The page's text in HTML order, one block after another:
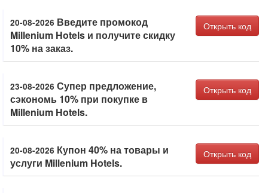
20-08-2026 Введите промокод
Millenium Hotels и получите скидку
10% на заказ.
Открыть код
23-08-2026 Супер предложение,
сэкономь 10% при покупке в
Millenium Hotels.
Открыть код
20-08-2026 Купон 40% на товары и
услуги Millenium Hotels.
Открыть код